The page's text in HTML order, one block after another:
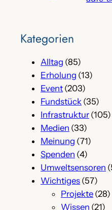
Kategorien
Alltag (85)
Erholung (13)
Event (203)
Fundstück (35)
Infrastruktur (105)
Medien (33)
Meinung (71)
Spenden (4)
Umweltsensoren
Wichtiges (57)
Projekte (28)
Wissen (21)